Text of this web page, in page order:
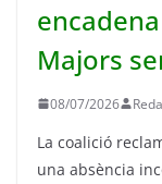
Majors
08/07/2026
La coalició
una absència